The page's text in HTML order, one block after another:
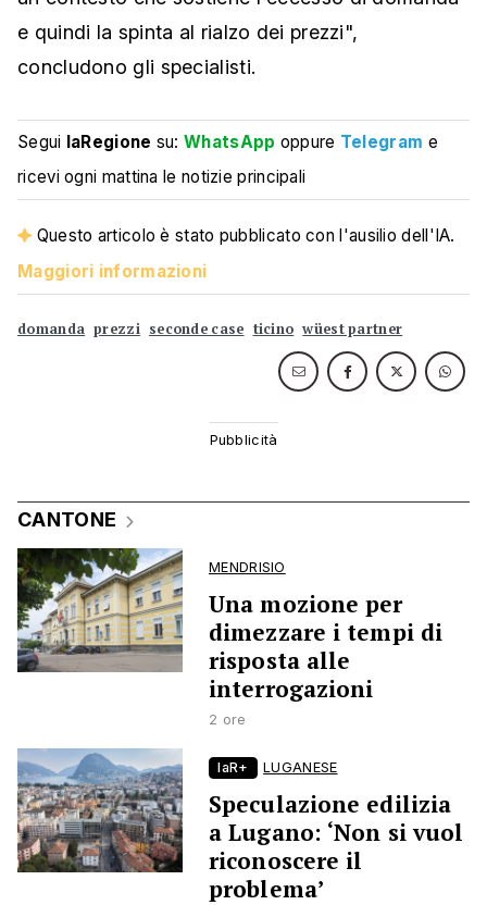
e quindi la spinta al rialzo dei prezzi",
concludono gli specialisti.
Segui laRegione su:WhatsApp oppure Telegram e
ricevi ogni mattina le notizie principali
Questo articolo è stato pubblicato con l'ausilio dell'IA.
Maggiori informazioni
domanda prezzi seconde case ticino wüest partner
CANTONE
MENDRISIO
Una mozione per
dimezzare i tempi di
risposta alle
interrogazioni
2 ore
laR+ LUGANESE
Speculazione edilizia
a Lugano: ‘Non si vuol
riconoscere il
problema’